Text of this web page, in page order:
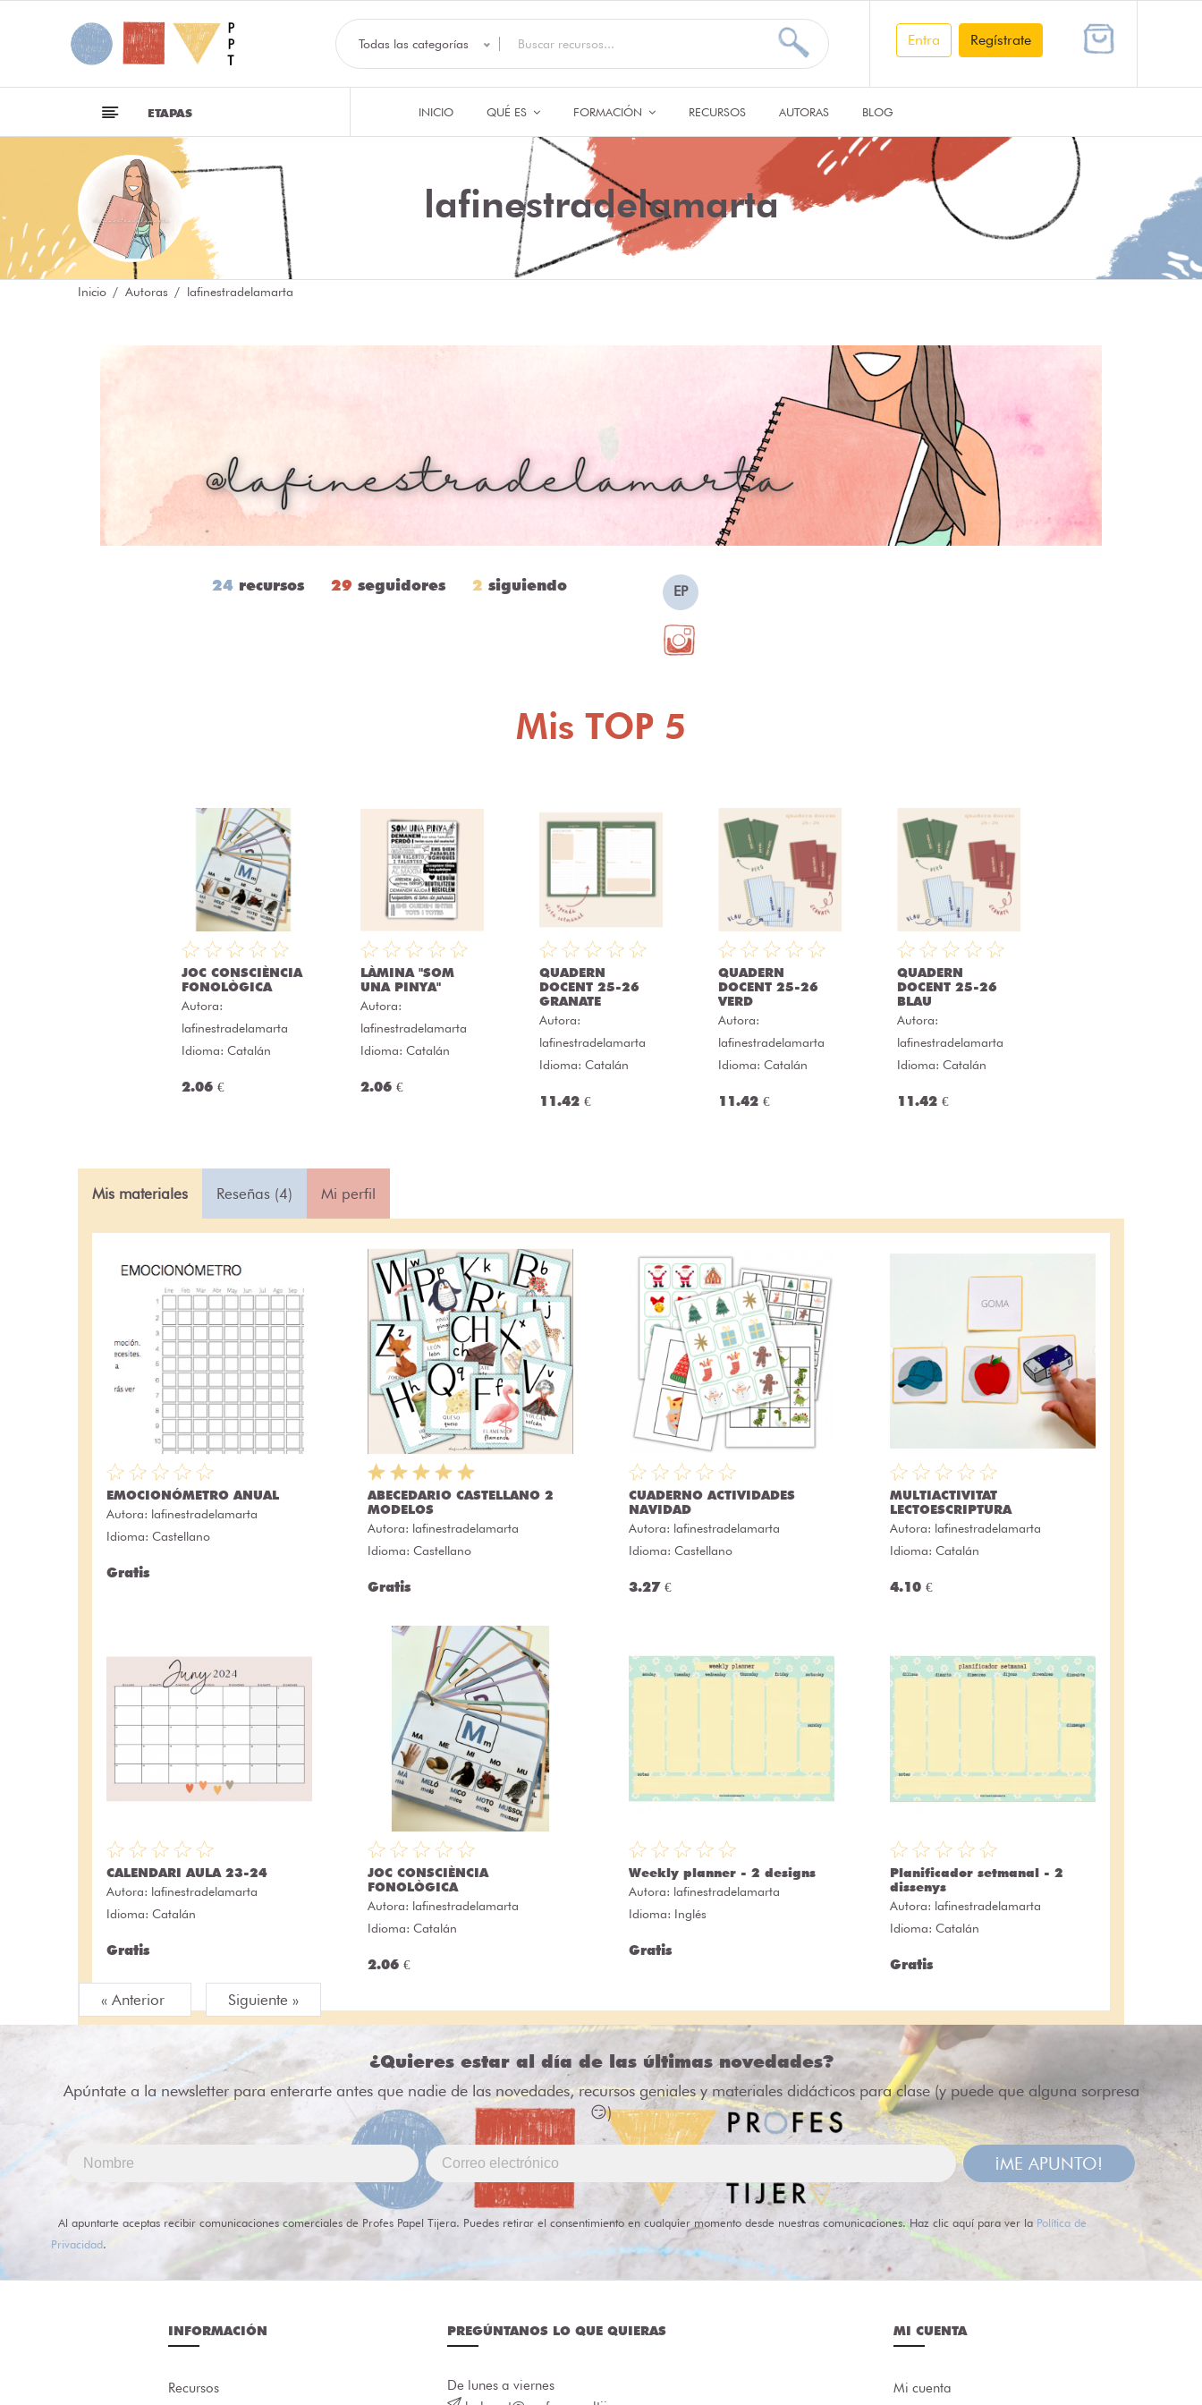
Todas las categorías Entra Regístrate
ETAPAS INICIO QUÉ ES FORMACIÓN RECURSOS AUTORAS BLOG
lafinestradelamarta
Inicio Autoras lafinestradelamarta
24 recursos 29 seguidores 2 siguiendo EP
Mis TOP 5
JOC CONSCIÈNCIA
FONOLÒGICA
Autora:
lafinestradelamarta
Idioma: Catalán
2.06 €
LÀMINA "SOM
UNA PINYA"
Autora:
lafinestradelamarta
Idioma: Catalán
2.06 €
QUADERN
DOCENT 25-26
GRANATE
Autora:
lafinestradelamarta
Idioma: Catalán
11.42 €
QUADERN
DOCENT 25-26
VERD
Autora:
lafinestradelamarta
Idioma: Catalán
11.42 €
QUADERN
DOCENT 25-26
BLAU
Autora:
lafinestradelamarta
Idioma: Catalán
11.42 €
Mis materiales Reseñas (4) Mi perfil
EMOCIONÓMETRO ANUAL
Autora: lafinestradelamarta
Idioma: Castellano
Gratis
ABECEDARIO CASTELLANO 2
MODELOS
Autora: lafinestradelamarta
Idioma: Castellano
Gratis
CUADERNO ACTIVIDADES
NAVIDAD
Autora: lafinestradelamarta
Idioma: Castellano
3.27 €
MULTIACTIVITAT
LECTOESCRIPTURA
Autora: lafinestradelamarta
Idioma: Catalán
4.10 €
CALENDARI AULA 23-24
Autora: lafinestradelamarta
Idioma: Catalán
Gratis
JOC CONSCIÈNCIA
FONOLÒGICA
Autora: lafinestradelamarta
Idioma: Catalán
2.06 €
Weekly planner - 2 designs
Autora: lafinestradelamarta
Idioma: Inglés
Gratis
Planificador setmanal - 2
dissenys
Autora: lafinestradelamarta
Idioma: Catalán
Gratis
« Anterior Siguiente »
¿Quieres estar al día de las últimas novedades?
Apúntate a la newsletter para enterarte antes que nadie de las novedades, recursos geniales y materiales didácticos para clase (y puede que alguna sorpresa
😏)
¡ME APUNTO!
Al apuntarte aceptas recibir comunicaciones comerciales de Profes Papel Tijera. Puedes retirar el consentimiento en cualquier momento desde nuestras comunicaciones. Haz clic aquí para ver la Política de
Privacidad.
INFORMACIÓN
Recursos
PREGÚNTANOS LO QUE QUIERAS
De lunes a viernes
MI CUENTA
Mi cuenta